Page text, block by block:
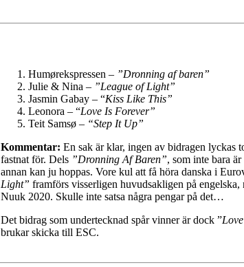
Humørekspressen – ”Dronning af baren”
Julie & Nina – ”League of Light”
Jasmin Gabay – “Kiss Like This”
Leonora – “Love Is Forever”
Teit Samsø – “Step It Up”
Kommentar: En sak är klar, ingen av bidragen lyckas
fastnat för. Dels ”Dronning Af Baren”, som inte bara
annan kan ju hoppas. Vore kul att få höra danska i
Light” framförs visserligen huvudsakligen på
Nuuk 2020. Skulle inte satsa några pengar på det…
Det bidrag som undertecknad spår vinner är dock ”
brukar skicka till ESC.